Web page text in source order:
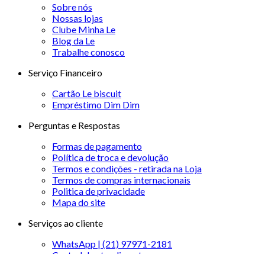
Sobre nós
Nossas lojas
Clube Minha Le
Blog da Le
Trabalhe conosco
Serviço Financeiro
Cartão Le biscuit
Empréstimo Dim Dim
Perguntas e Respostas
Formas de pagamento
Política de troca e devolução
Termos e condições - retirada na Loja
Termos de compras internacionais
Politica de privacidade
Mapa do site
Serviços ao cliente
WhatsApp | (21) 97971-2181